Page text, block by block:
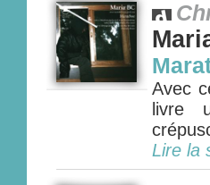
Avec
livre
Lire la